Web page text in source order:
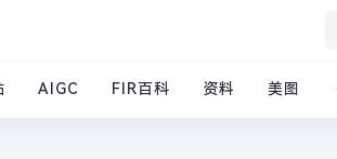
AIGC FIR百科 资料 美图